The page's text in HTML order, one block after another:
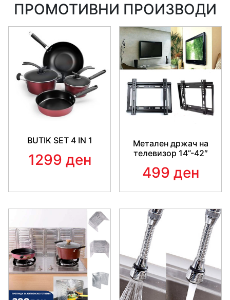
ПРОМОТИВНИ ПРОИЗВОДИ
BUTIK SET 4 IN 1
1299 ден
Метален држач на
телевизор 14”-42″
499 ден